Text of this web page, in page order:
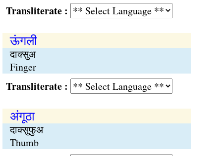
:
ऊंगली
दाक्सुअ
Finger
:
अंगूठा
दाक्सुफुअ
Thumb